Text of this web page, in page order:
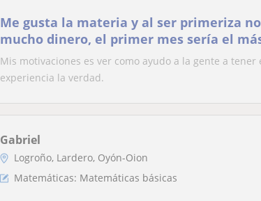
Me gusta la materia y al ser primeriza
mucho dinero, el primer mes sería el
tipo de prueba
Mis motivaciones es ver como ayudo a la gente a
experiencia la verdad.
Gabriel
Logroño, Lardero, Oyón-Oion
Matemáticas: Matemáticas básicas